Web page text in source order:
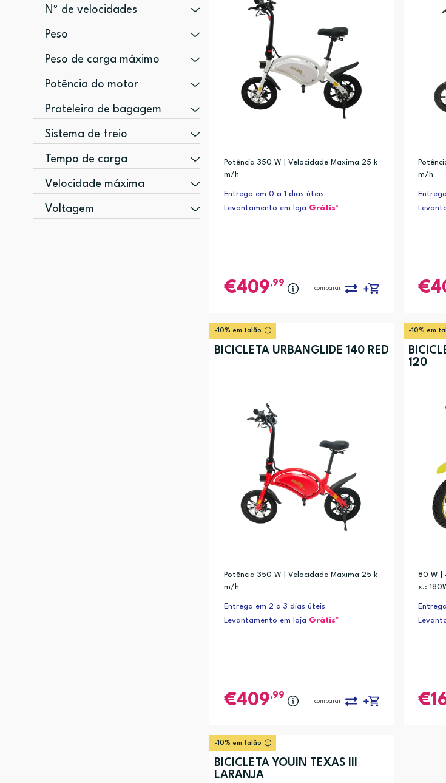
Preto, Laranja (1)
30 km (1)
Nº de velocidades
Peso
33 kg (1)
Peso de carga máximo
120 kg (4)
Potência do motor
350 W (3)
400 W (1)
Prateleira de bagagem
Não (2)
Sistema de freio
Disco (4)
Tempo de carga
5 h (2)
Velocidade máxima
Voltagem
Potência 350 W | Velocidade Maxima 25 k
m/h
Entrega em 0 a 1 dias úteis
Levantamento em loja Grátis*
409,99
comparar
m/h
-10% em talão
BICICLETA URBANGLIDE 140 RED
Potência 350 W | Velocidade Maxima 25 k
m/h
Entrega em 2 a 3 dias úteis
Levantamento em loja Grátis*
409,99
comparar
-10% em
120
80 W |
x.:
-10% em talão
BICICLETA YOUIN TEXAS III
LARANJA